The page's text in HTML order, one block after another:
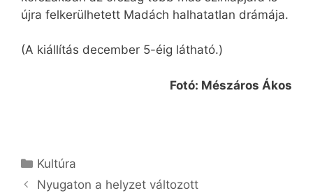
újra felkerülhetett Madách halhatatlan drámája.
(A kiállítás december 5-éig látható.)
Fotó: Mészáros Ákos
Kategória
Kultúra
Nyugaton a helyzet változott